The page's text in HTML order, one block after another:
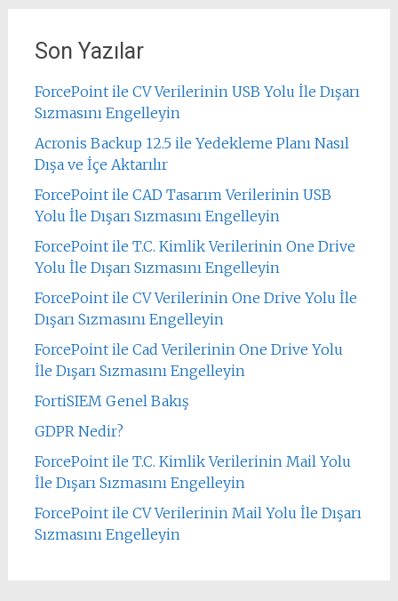
Son Yazılar
ForcePoint ile CV Verilerinin USB Yolu İle Dışarı
Sızmasını Engelleyin
Acronis Backup 12.5 ile Yedekleme Planı Nasıl
Dışa ve İçe Aktarılır
ForcePoint ile CAD Tasarım Verilerinin USB
Yolu İle Dışarı Sızmasını Engelleyin
ForcePoint ile T.C. Kimlik Verilerinin One Drive
Yolu İle Dışarı Sızmasını Engelleyin
ForcePoint ile CV Verilerinin One Drive Yolu İle
Dışarı Sızmasını Engelleyin
ForcePoint ile Cad Verilerinin One Drive Yolu
İle Dışarı Sızmasını Engelleyin
FortiSIEM Genel Bakış
GDPR Nedir?
ForcePoint ile T.C. Kimlik Verilerinin Mail Yolu
İle Dışarı Sızmasını Engelleyin
ForcePoint ile CV Verilerinin Mail Yolu İle Dışarı
Sızmasını Engelleyin